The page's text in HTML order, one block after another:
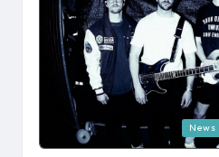
Posted
in
News